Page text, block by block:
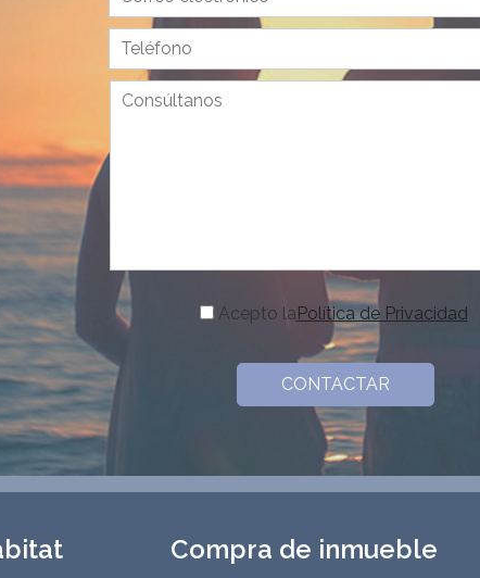
Acepto laPolítica de Privacidad
Compra de inmueble